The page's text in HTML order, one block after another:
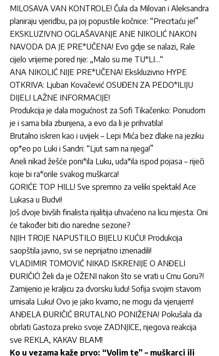
MILOSAVA VAN KONTROLE! Čula da Milovan i Aleksandra
planiraju vjeridbu, pa joj popustile kočnice: “Precrtaću je!”
EKSKLUZIVNO OGLAŠAVANJE ANE NIKOLIĆ NAKON
NAVODA DA JE PRE*UČENA! Evo gdje se nalazi, Rale
cijelo vrijeme pored nje: „Malo su me TU*LI…“
ANA NIKOLIĆ NIJE PRE*UČENA! Ekskluzivno HYPE
OTKRIVA: Ljuban Kovačević OSUĐEN ZA PEDO*ILIJU
DIJELI LAŽNE INFORMACIJE!
Produkcija je dala mogućnost za Sofi Tikačenko: Ponudom
je i sama bila zbunjena, a evo da li je prihvatila!
Brutalno iskren kao i uvijek – Lepi Mića bez dlake na jeziku
op*eo po Luki i Sandri: “Ljut sam na njega!”
Aneli nikad žešće poni*ila Luku, uda*ila ispod pojasa – riječi
koje bi ra*orile svakog muškarca!
GORIĆE TOP HILL! Sve spremno za veliki spektakl Ace
Lukasa u Budvi!
Još dvoje bivših finalista rijalitija uhvaćeno na licu mjesta: Oni
će također biti dio naredne sezone?
NJIH TROJE NAPUSTILO BIJELU KUĆU! Produkcija
saopštila javno, svi se neprijatno iznenadili!
VLADIMIR TOMOVIĆ NIKAD ISKRENIJE O ANĐELI
ĐURIČIĆ! Želi da je OŽENI nakon što se vrati u Crnu Goru?!
Zamijenio je kraljicu za dvorsku ludu! Sofija svojim stavom
urnisala Luku! Ovo je jako kvarno, ne mogu da vjerujem!
ANĐELA ĐURIČIĆ BRUTALNO PONIŽENA! Pokušala da
obrlati Gastoza preko svoje ZADNJICE, njegova reakcija
sve REKLA, KAKAV BLAM!
Ko u vezama kaže prvo: “Volim te” – muškarci ili